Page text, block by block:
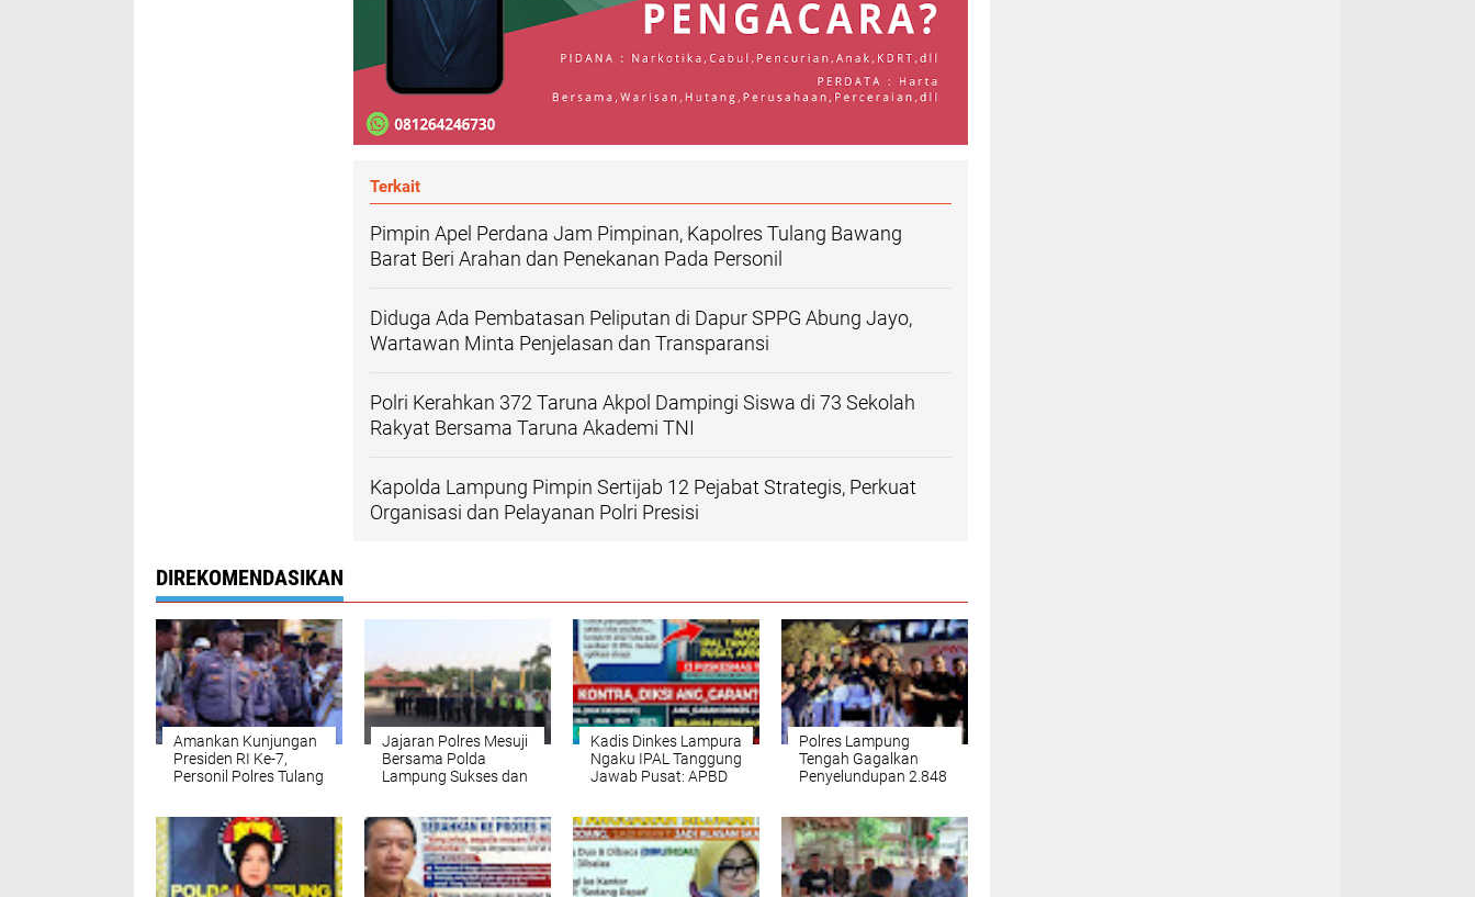
Terkait
Pimpin Apel Perdana Jam Pimpinan, Kapolres Tulang Bawang
Barat Beri Arahan dan Penekanan Pada Personil
Diduga Ada Pembatasan Peliputan di Dapur SPPG Abung Jayo,
Wartawan Minta Penjelasan dan Transparansi
Polri Kerahkan 372 Taruna Akpol Dampingi Siswa di 73 Sekolah
Rakyat Bersama Taruna Akademi TNI
Kapolda Lampung Pimpin Sertijab 12 Pejabat Strategis, Perkuat
Organisasi dan Pelayanan Polri Presisi
DIREKOMENDASIKAN
Amankan Kunjungan
Presiden RI Ke-7,
Personil Polres Tulang
dan Kirab Budaya
Hingga Kondusif
Jajaran Polres Mesuji
Bersama Polda
Lampung Sukses dan
Kunjungan Presiden
Republik Indonesia
ke‑7 di Wilayah
Kabupaten Mesuji
Kadis Dinkes Lampura
Ngaku IPAL Tanggung
Jawab Pusat: APBD
Polres Lampung
Tengah Gagalkan
Penyelundupan 2.848
Pelaku Ditangkap!